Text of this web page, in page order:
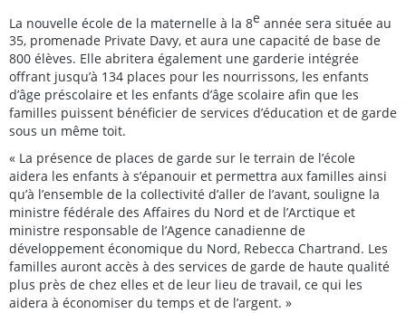
La nouvelle école de la maternelle à la 8e année sera située au
35, promenade Private Davy, et aura une capacité de base de
800 élèves. Elle abritera également une garderie intégrée
offrant jusqu’à 134 places pour les nourrissons, les enfants
d’âge préscolaire et les enfants d’âge scolaire afin que les
familles puissent bénéficier de services d’éducation et de garde
sous un même toit.
« La présence de places de garde sur le terrain de l’école
aidera les enfants à s’épanouir et permettra aux familles ainsi
qu’à l’ensemble de la collectivité d’aller de l’avant, souligne la
ministre fédérale des Affaires du Nord et de l’Arctique et
ministre responsable de l’Agence canadienne de
développement économique du Nord, Rebecca Chartrand. Les
familles auront accès à des services de garde de haute qualité
plus près de chez elles et de leur lieu de travail, ce qui les
aidera à économiser du temps et de l’argent. »